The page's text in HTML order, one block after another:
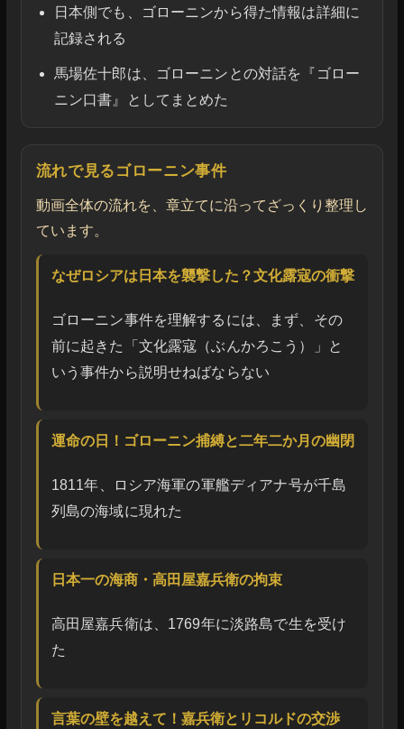
日本側でも、ゴローニンから得た情報は詳細に
記録される
馬場佐十郎は、ゴローニンとの対話を『ゴロー
ニン口書』としてまとめた
流れで見るゴローニン事件
動画全体の流れを、章立てに沿ってざっくり整理し
ています。
なぜロシアは日本を襲撃した？文化露寇の衝撃
ゴローニン事件を理解するには、まず、その
前に起きた「文化露寇（ぶんかろこう）」と
いう事件から説明せねばならない
運命の日！ゴローニン捕縛と二年二か月の幽閉
1811年、ロシア海軍の軍艦ディアナ号が千島
列島の海域に現れた
日本一の海商・高田屋嘉兵衛の拘束
高田屋嘉兵衛は、1769年に淡路島で生を受け
た
言葉の壁を越えて！嘉兵衛とリコルドの交渉